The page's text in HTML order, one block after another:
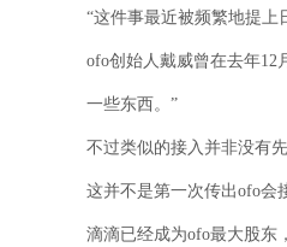
“这件事最近被频繁地提上
ofo创始人戴威曾在去年12
一些东西。”
不过类似的接入并非没有
这并不是第一次传出ofo会
滴滴已经成为ofo最大股东